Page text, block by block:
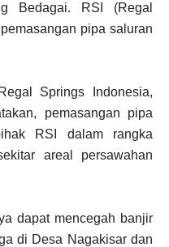
Bedagai. RSI (Regal
pipa saluran
Springs Indonesia,
pemasangan pipa
RSI dalam rangka
areal persawahan
dapat mencegah banjir
di Desa Nagakisar dan